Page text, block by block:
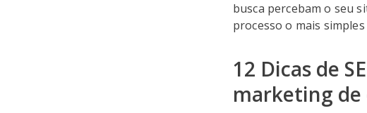
busca percebam o seu
processo o mais
12 Dicas de
marketing